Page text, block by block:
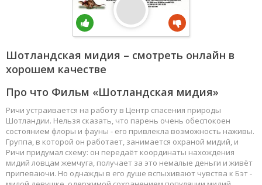
Шотландская мидия – смотреть онлайн в
хорошем качестве
Про что Фильм «Шотландская мидия»
Ричи устраивается на работу в Центр спасения природы
Шотландии. Нельзя сказать, что парень очень обеспокоен
состоянием флоры и фауны - его привлекла возможность наживы.
Группа, в которой он работает, занимается охраной мидий, и
Ричи придумал схему: он передаёт координаты нахождения
мидий ловцам жемчуга, получает за это немалые деньги и живёт
припеваючи. Но однажды в его душе вспыхивают чувства к Бэт -